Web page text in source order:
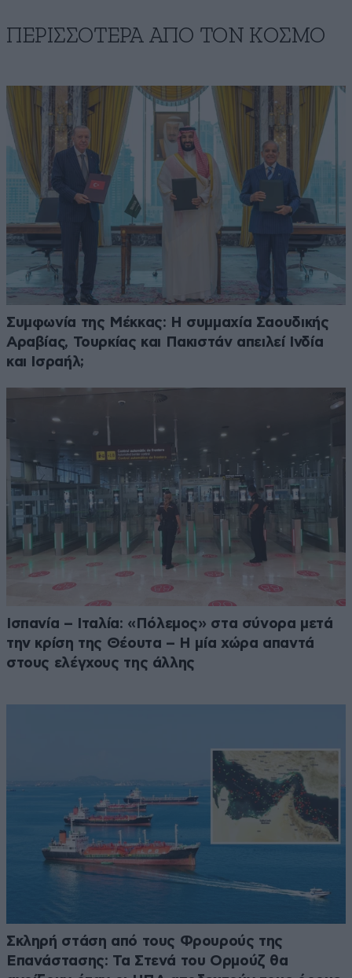
ΠΕΡΙΣΣΟΤΕΡΑ ΑΠΟ ΤΟΝ ΚΟΣΜΟ
Συμφωνία της Μέκκας: Η συμμαχία Σαουδικής
Αραβίας, Τουρκίας και Πακιστάν απειλεί Ινδία
και Ισραήλ;
Ισπανία – Ιταλία: «Πόλεμος» στα σύνορα μετά
την κρίση της Θέουτα – Η μία χώρα απαντά
στους ελέγχους της άλλης
Σκληρή στάση από τους Φρουρούς της
Επανάστασης: Τα Στενά του Ορμούζ θα